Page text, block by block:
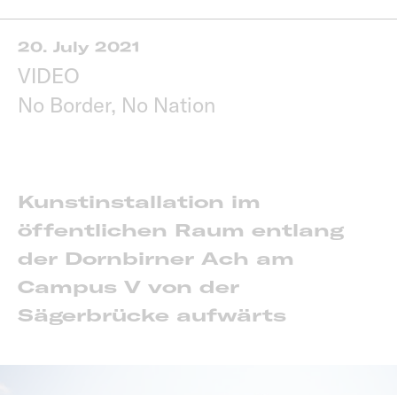
20. July 2021
VIDEO
No Border, No Nation
Kunstinstallation im
öffentlichen Raum entlang
der Dornbirner Ach am
Campus V von der
Sägerbrücke aufwärts